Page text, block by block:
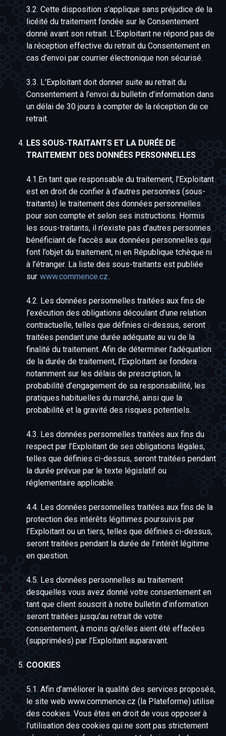
3.2. Cette disposition s’applique sans préjudice de la
licéité du traitement fondée sur le Consentement
donné avant son retrait. L’Exploitant ne répond pas de
la réception effective du retrait du Consentement en
cas d’envoi par courrier électronique non sécurisé.
3.3. L’Exploitant doit donner suite au retrait du
Consentement à l’envoi du bulletin d’information dans
un délai de 30 jours à compter de la réception de ce
retrait.
LES SOUS-TRAITANTS ET LA DURÉE DE
TRAITEMENT DES DONNÉES PERSONNELLES
4.1.En tant que responsable du traitement, l’Exploitant
est en droit de confier à d’autres personnes (sous-
traitants) le traitement des données personnelles
pour son compte et selon ses instructions. Hormis
les sous-traitants, il n’existe pas d’autres personnes
bénéficiant de l’accès aux données personnelles qui
font l’objet du traitement, ni en République tchèque ni
à l’étranger. La liste des sous-traitants est publiée
sur www.commence.cz.
4.2. Les données personnelles traitées aux fins de
l’exécution des obligations découlant d’une relation
contractuelle, telles que définies ci-dessus, seront
traitées pendant une durée adéquate au vu de la
finalité du traitement. Afin de déterminer l’adéquation
de la durée de traitement, l’Exploitant se fondera
notamment sur les délais de prescription, la
probabilité d’engagement de sa responsabilité, les
pratiques habituelles du marché, ainsi que la
probabilité et la gravité des risques potentiels.
4.3. Les données personnelles traitées aux fins du
respect par l’Exploitant de ses obligations légales,
telles que définies ci-dessus, seront traitées pendant
la durée prévue par le texte législatif ou
réglementaire applicable.
4.4. Les données personnelles traitées aux fins de la
protection des intérêts légitimes poursuivis par
l’Exploitant ou un tiers, telles que définies ci-dessus,
seront traitées pendant la durée de l’intérêt légitime
en question.
4.5. Les données personnelles au traitement
desquelles vous avez donné votre consentement en
tant que client souscrit à notre bulletin d’information
seront traitées jusqu’au retrait de votre
consentement, à moins qu’elles aient été effacées
(supprimées) par l’Exploitant auparavant.
COOKIES
5.1. Afin d’améliorer la qualité des services proposés,
le site web www.commence.cz (la Plateforme) utilise
des cookies. Vous êtes en droit de vous opposer à
l’utilisation des cookies qui ne sont pas strictement